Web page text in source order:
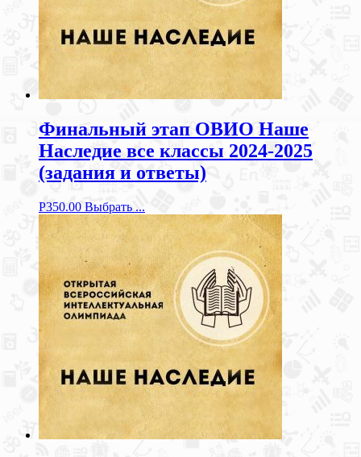
Финальный этап ОВИО Наше
Наследие все классы 2024-2025
(задания и ответы)
Р350.00 Выбрать ...